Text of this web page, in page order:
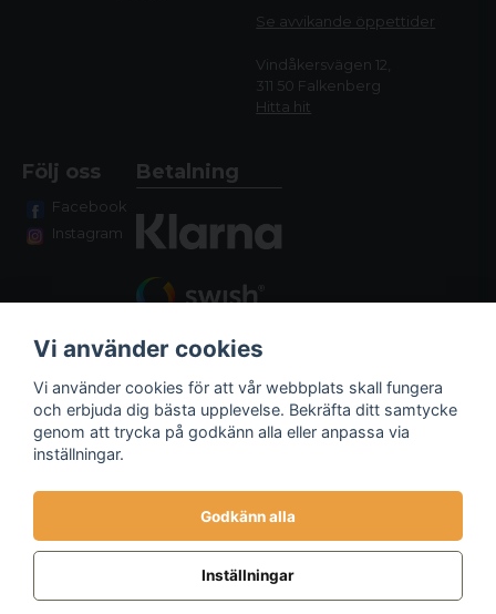
Se avvikande öppettider
Vindåkersvägen 12,
311 50 Falkenberg
Hitta hit
Följ oss
Facebook
Instagram
Betalning
Fraktalternativ
Vi använder cookies
Vi använder cookies för att vår webbplats skall fungera
och erbjuda dig bästa upplevelse. Bekräfta ditt samtycke
genom att trycka på godkänn alla eller anpassa via
inställningar.
Godkänn alla
Inställningar